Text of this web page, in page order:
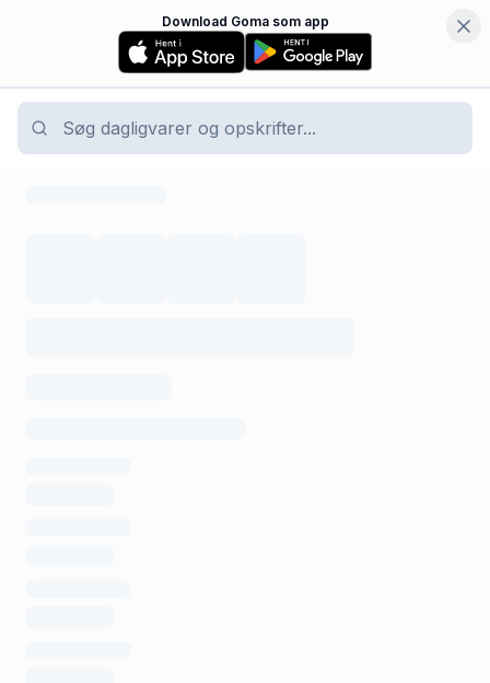
Download Goma som app